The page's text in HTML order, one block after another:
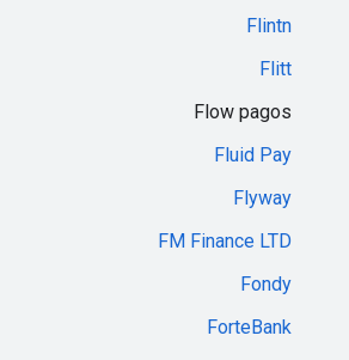
Flintn
Flitt
Flow pagos
Fluid Pay
Flyway
FM Finance LTD
Fondy
ForteBank